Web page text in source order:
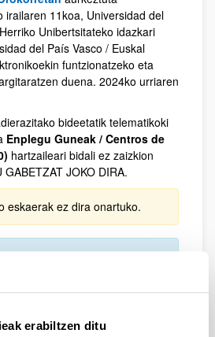
erabiltzen ditu
irailaren 11koa, Universidad del
Unibertsitateko idazkari
del País Vasco / Euskal
funtzionatzeko eta
duena. 2024ko urriaren
bideetatik telematikoki
Enplegu Guneak / Centros de
hartzaileari bidali ez zaizkion
JOKO DIRA.
eskaerak ez dira onartuko.
GIDA(PDF